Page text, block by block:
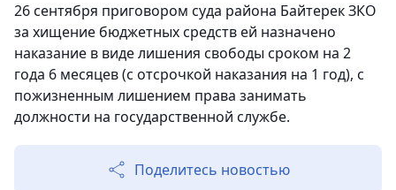
26 сентября приговором суда района Байтерек ЗКО
за хищение бюджетных средств ей назначено
наказание в виде лишения свободы сроком на 2
года 6 месяцев (с отсрочкой наказания на 1 год), с
пожизненным лишением права занимать
должности на государственной службе.
Поделитесь новостью